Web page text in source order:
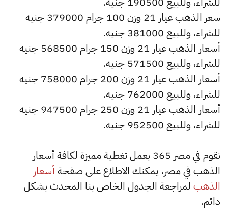
سعر الذهب عيار 21 وزن 100 جرام 379000 جنيه
للشراء، وللبيع 381000 جنيه.
أسعار الذهب عيار 21 وزن 150 جرام 568500 جنيه
للشراء، وللبيع 571500 جنيه.
أسعار الذهب عيار 21 وزن 200 جرام 758000 جنيه
للشراء، وللبيع 762000 جنيه.
أسعار الذهب عيار 21 وزن 250 جرام 947500 جنيه
للشراء، وللبيع 952500 جنيه.
نقوم في مصر 365 بعمل تغطية مميزة لكافة أسعار
الذهب في مصر، يمكنك الاطلاع على صفحة أسعار
الذهب لمراجعة الجدول الخاص بنا المحدث بشكل
دائم.